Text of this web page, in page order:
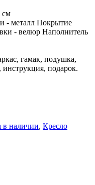
см
- металл Покрытие
- велюр Наполнитель
гамак, подушка,
подарок.
в наличии, Кресло